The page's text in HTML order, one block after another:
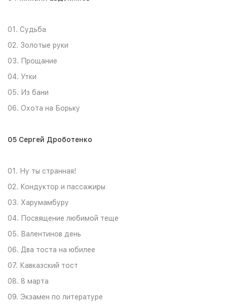
01. Судьба
02. Золотые руки
03. Прощание
04. Утки
05. Из бани
06. Охота на Борьку
05 Сергей Дроботенко
01. Ну ты странная!
02. Кондуктор и пассажиры
03. Харумамбуру
04. Посвящение любимой теще
05. Валентинов день
06. Два тоста на юбилее
07. Кавказский тост
08. 8 марта
09. Экзамен по литературе